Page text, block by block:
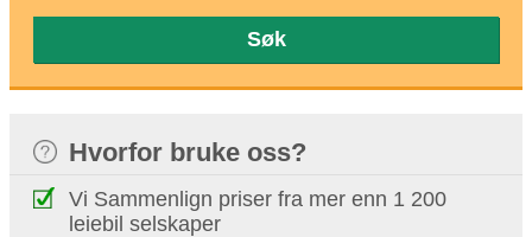
Søk
Hvorfor bruke oss?
Vi Sammenlign priser fra mer enn 1 200
leiebil selskaper